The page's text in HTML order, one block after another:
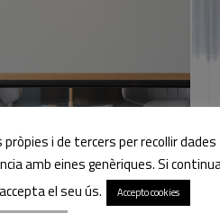
i de tercers per recollir dades
amb eines genèriques. Si
el seu ús.
Accepto cookies